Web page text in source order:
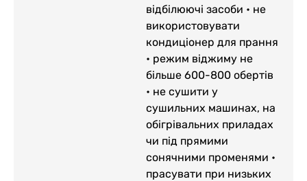
відбілюючі засоби • не
використовувати
кондиціонер для прання
• режим віджиму не
більше 600-800 обертів
• не сушити у
сушильних машинах, на
обігрівальних приладах
чи під прямими
сонячними променями •
прасувати при низьких